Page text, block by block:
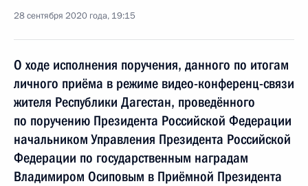
28 сентября 2020 года, 19:15
О ходе исполнения поручения, данного по итогам
личного приёма в режиме видео-конференц-связи
жителя Республики Дагестан, проведённого
по поручению Президента Российской Федерации
начальником Управления Президента Российской
Федерации по государственным наградам
Владимиром Осиповым в Приёмной Президента